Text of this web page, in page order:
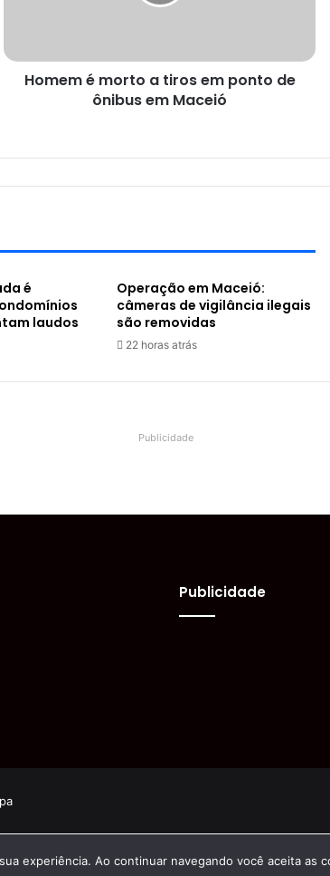
Homem é morto a tiros em ponto de
ônibus em Maceió
é
laudos
Operação em Maceió:
câmeras de vigilância ilegais
são removidas
22 horas atrás
Publicidade
Publicidade
experiência. Ao continuar navegando você aceita as